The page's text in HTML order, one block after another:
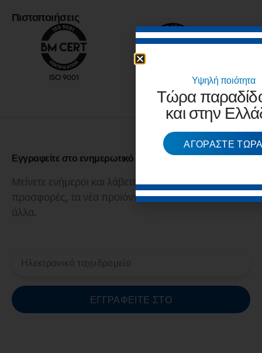
Πιστοποιήσεις
Εγγραφείτε στο ενημερωτικό μας δελτίο
Μείνετε ενήμεροι και λάβετε τις τελευταίες
προσφορές, τα νέα προϊόντα και πολλά
άλλα.
ΕΓΓΡΑΦΕΊΤΕ ΣΤΟ
Υψηλή ποιότητα
Τώρα
και στην
ΑΓΟΡΆΣΤΕ